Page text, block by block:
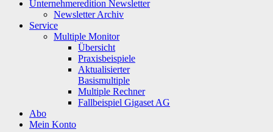
Unternehmeredition Newsletter
Newsletter Archiv
Service
Multiple Monitor
Übersicht
Praxisbeispiele
Aktualisierter
Basismultiple
Multiple Rechner
Fallbeispiel Gigaset AG
Abo
Mein Konto